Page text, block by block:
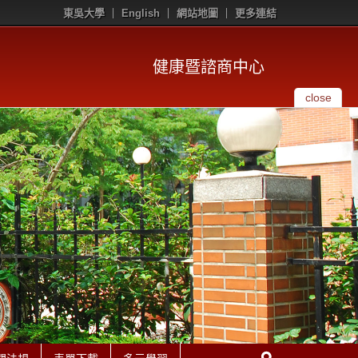
東吳大學 English 網站地圖 更多連結
健康暨諮商中心
close